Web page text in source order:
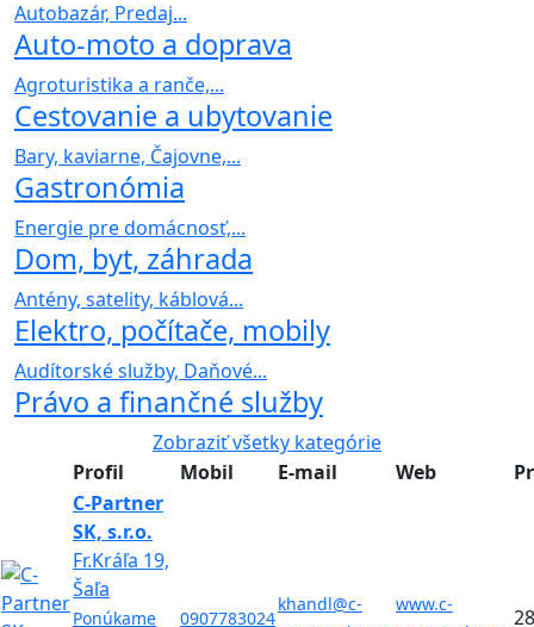
Autobazár, Predaj...
Auto-moto a doprava
Agroturistika a ranče,...
Cestovanie a ubytovanie
Bary, kaviarne, Čajovne,...
Gastronómia
Energie pre domácnosť,...
Dom, byt, záhrada
Antény, satelity, káblová...
Elektro, počítače, mobily
Audítorské služby, Daňové...
Právo a finančné služby
Zobraziť všetky kategórie
Profil
Mobil E-mail Web
C-Partner
SK, s.r.o.
Fr.Kráľa 19,
Šaľa
Ponúkame
0907783024
khandl@c-
www.c-